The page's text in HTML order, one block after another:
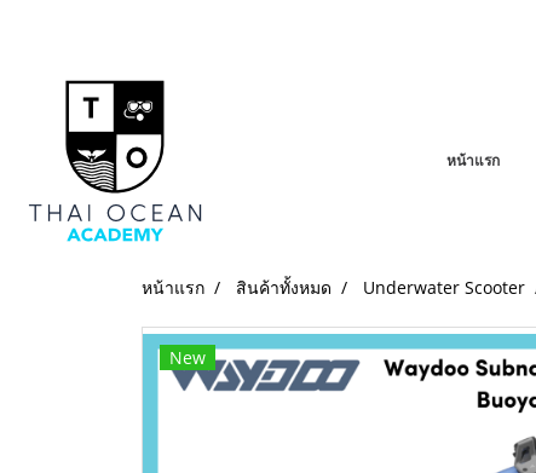
หน้าแรก
หน้าแรก สินค้าทั้งหมด Underwater Scooter
New